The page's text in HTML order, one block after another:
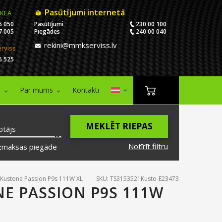
050
005
525
Pasūtījumi internetā
Pasūtījumi
230 00 100
Piegādes
240 00 040
rekini@mmkserviss.lv
Par mums Kontakti
Notīrīt filtru
MEKLĒT RIEPAS
piegāde
Passion P9s 111W XL SKU: TS3153521Kusto-E23473
PASSION P9S 111W